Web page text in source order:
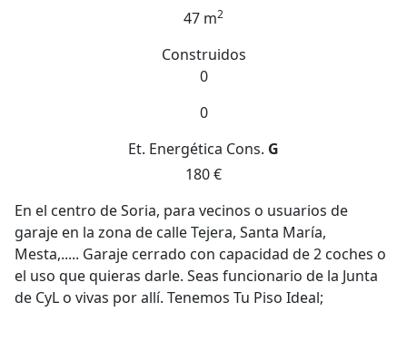
47 m2
Construidos
0
0
Et. Energética Cons. G
180 €
En el centro de Soria, para vecinos o usuarios de
garaje en la zona de calle Tejera, Santa María,
Mesta,..... Garaje cerrado con capacidad de 2 coches o
el uso que quieras darle. Seas funcionario de la Junta
de CyL o vivas por allí. Tenemos Tu Piso Ideal;